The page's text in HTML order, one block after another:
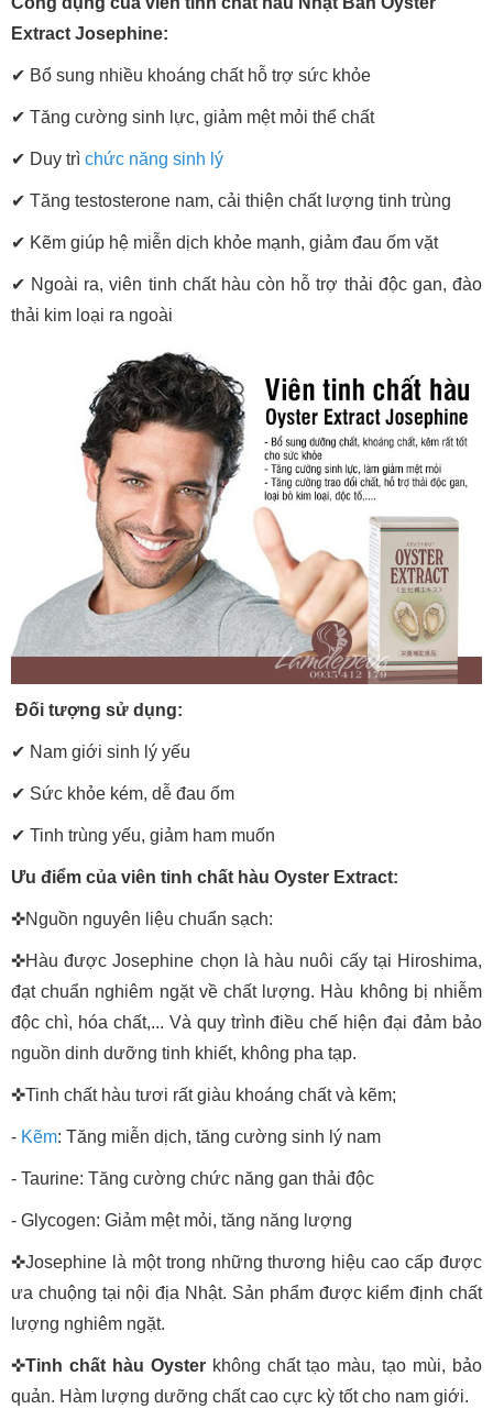
Extract Josephine:
✔ Bổ sung nhiều khoáng chất hỗ trợ sức khỏe
✔ Tăng cường sinh lực, giảm mệt mỏi thể chất
✔ Duy trì chức năng sinh lý
✔ Tăng testosterone nam, cải thiện chất lượng tinh trùng
✔ Kẽm giúp hệ miễn dịch khỏe mạnh, giảm đau ốm vặt
✔ Ngoài ra, viên tinh chất hàu còn hỗ trợ thải độc gan, đào
thải kim loại ra ngoài
Đối tượng sử dụng:
✔ Nam giới sinh lý yếu
✔ Sức khỏe kém, dễ đau ốm
✔ Tinh trùng yếu, giảm ham muốn
Ưu điểm của viên tinh chất hàu Oyster Extract:
✜Nguồn nguyên liệu chuẩn sạch:
✜Hàu được Josephine chọn là hàu nuôi cấy tại Hiroshima,
đạt chuẩn nghiêm ngặt về chất lượng. Hàu không bị nhiễm
độc chì, hóa chất,... Và quy trình điều chế hiện đại đảm bảo
nguồn dinh dưỡng tinh khiết, không pha tạp.
✜Tinh chất hàu tươi rất giàu khoáng chất và kẽm;
- Kẽm: Tăng miễn dịch, tăng cường sinh lý nam
- Taurine: Tăng cường chức năng gan thải độc
- Glycogen: Giảm mệt mỏi, tăng năng lượng
✜Josephine là một trong những thương hiệu cao cấp được
ưa chuộng tại nội địa Nhật. Sản phẩm được kiểm định chất
lượng nghiêm ngặt.
✜Tinh chất hàu Oysterkhông chất tạo màu, tạo mùi, bảo
quản. Hàm lượng dưỡng chất cao cực kỳ tốt cho nam giới.